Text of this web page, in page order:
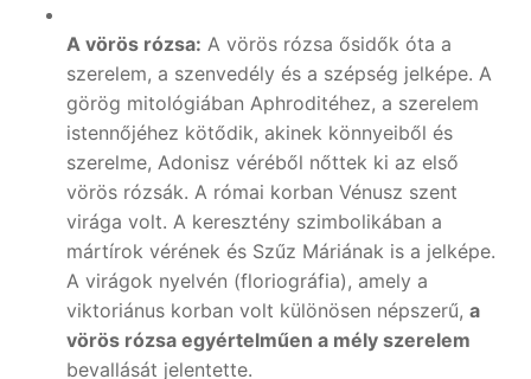
A vörös rózsa: A vörös rózsa ősidők óta a
szerelem, a szenvedély és a szépség jelképe. A
görög mitológiában Aphroditéhez, a szerelem
istennőjéhez kötődik, akinek könnyeiből és
szerelme, Adonisz véréből nőttek ki az első
vörös rózsák. A római korban Vénusz szent
virága volt. A keresztény szimbolikában a
mártírok vérének és Szűz Máriának is a jelképe.
A virágok nyelvén (floriográfia), amely a
viktoriánus korban volt különösen népszerű, a
vörös rózsa egyértelműen a mély szerelem
bevallását jelentette.